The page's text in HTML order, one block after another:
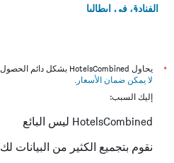
الفنادق في إيطاليا
*
يحاول HotelsCombined بشكل دائم الحصول على الأسعار الدقيقة، ولكن
لا يمكن ضمان الأسعار .
إليك السبب:
HotelsCombined ليس البائع
نقوم بتجميع الكثير من البيانات لك